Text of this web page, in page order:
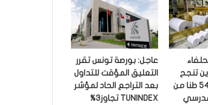
تنجح
في تأمين 5446 طنا من
عاجل: بورصة تونس تقرر
التعليق المؤقت للتداول
بعد التراجع الحاد لمؤشر
TUNINDEX تجاوز3%